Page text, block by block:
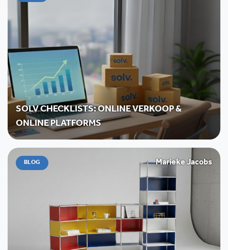
SOLV CHECKLISTS: ONLINE VERKOOP &
ONLINE PLATFORMS
BLOG Marieke Jacobs